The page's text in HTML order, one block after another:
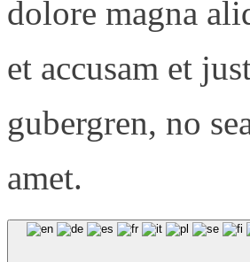
dolore magna
et accusam et
gubergren, no
amet.